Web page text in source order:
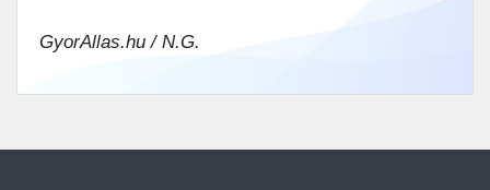
GyorAllas.hu / N.G.